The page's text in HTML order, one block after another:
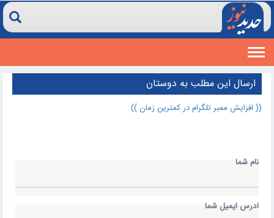
Toggle
navigation
ارسال اين مطلب به دوستان
(( افزایش ممبر تلگرام در کمترین زمان ))
نام شما
آدرس ايميل شما